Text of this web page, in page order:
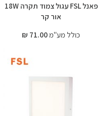
פאנל FSL עגול צמוד תקרה 18W
אור קר
כולל מע"מ71.00 ₪